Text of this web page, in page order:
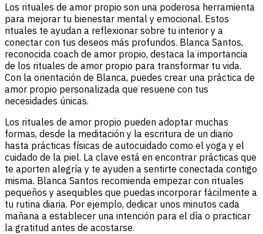
Los rituales de amor propio son una poderosa herramienta
para mejorar tu bienestar mental y emocional. Estos
rituales te ayudan a reflexionar sobre tu interior y a
conectar con tus deseos más profundos. Blanca Santos,
reconocida coach de amor propio, destaca la importancia
de los rituales de amor propio para transformar tu vida.
Con la orientación de Blanca, puedes crear una práctica de
amor propio personalizada que resuene con tus
necesidades únicas.
Los rituales de amor propio pueden adoptar muchas
formas, desde la meditación y la escritura de un diario
hasta prácticas físicas de autocuidado como el yoga y el
cuidado de la piel. La clave está en encontrar prácticas que
te aporten alegría y te ayuden a sentirte conectada contigo
misma. Blanca Santos recomienda empezar con rituales
pequeños y asequibles que puedas incorporar fácilmente a
tu rutina diaria. Por ejemplo, dedicar unos minutos cada
mañana a establecer una intención para el día o practicar
la gratitud antes de acostarse.